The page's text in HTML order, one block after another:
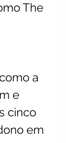
The
a
e
cinco
em